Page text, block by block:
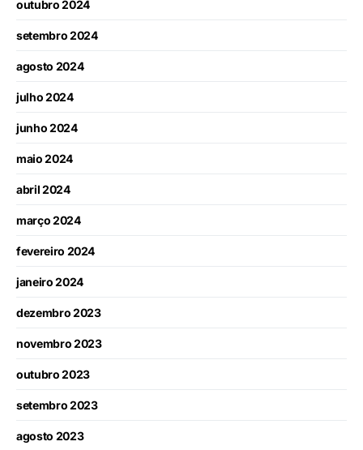
outubro 2024
setembro 2024
agosto 2024
julho 2024
junho 2024
maio 2024
abril 2024
março 2024
fevereiro 2024
janeiro 2024
dezembro 2023
novembro 2023
outubro 2023
setembro 2023
agosto 2023